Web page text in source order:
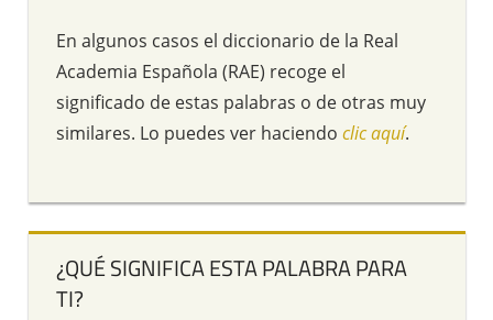
En algunos casos el diccionario de la Real
Academia Española (RAE) recoge el
significado de estas palabras o de otras muy
similares. Lo puedes ver haciendo clic aquí.
¿QUÉ SIGNIFICA ESTA PALABRA PARA
TI?